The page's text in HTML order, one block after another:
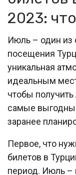
2023:
Июль – один из
посещения
уникальная
идеальным
чтобы
самые
заранее
Первое, что
билетов в
период. Июль –